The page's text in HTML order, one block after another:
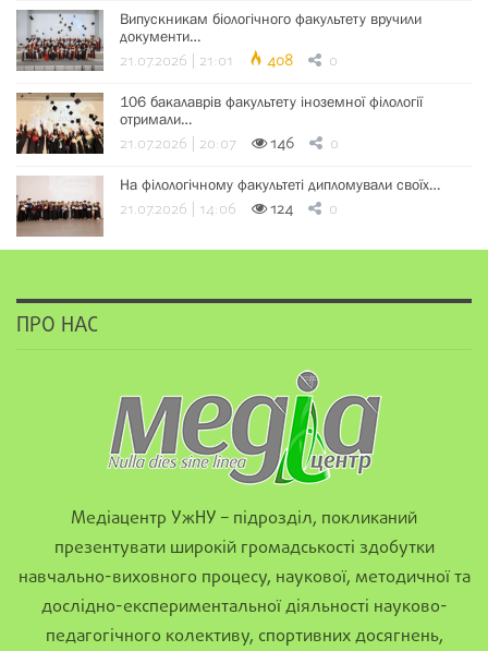
Випускникам біологічного факультету вручили
документи…
21.07.2026 | 21:01 408 0
106 бакалаврів факультету іноземної філології
отримали…
21.07.2026 | 20:07 146 0
На філологічному факультеті дипломували своїх…
21.07.2026 | 14:06 124 0
ПРО НАС
Медіацентр УжНУ – підрозділ, покликаний
презентувати широкій громадськості здобутки
навчально-виховного процесу, наукової, методичної та
дослідно-експериментальної діяльності науково-
педагогічного колективу, спортивних досягнень,